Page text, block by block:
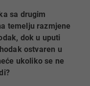
sa drugim
temelju razmjene
dok u uputi
ostvaren u
ukoliko se ne